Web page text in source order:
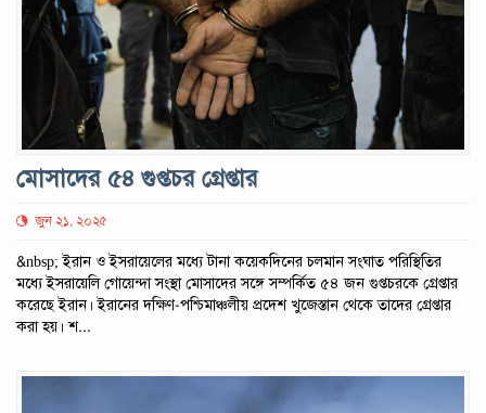
মোসাদের ৫৪ গুপ্তচর গ্রেপ্তার
জুন ২১, ২০২৫
&nbsp; ইরান ও ইসরায়েলের মধ্যে টানা কয়েকদিনের চলমান সংঘাত পরিস্থিতির
মধ্যে ইসরায়েলি গোয়েন্দা সংস্থা মোসাদের সঙ্গে সম্পর্কিত ৫৪ জন গুপ্তচরকে গ্রেপ্তার
করেছে ইরান। ইরানের দক্ষিণ-পশ্চিমাঞ্চলীয় প্রদেশ খুজেস্তান থেকে তাদের গ্রেপ্তার
করা হয়। শ...